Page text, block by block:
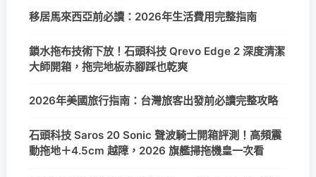
移居馬來西亞前必讀：2026年生活費用完整指南
鎖水拖布技術下放！石頭科技 Qrevo Edge 2 深度清潔
大師開箱，拖完地板赤腳踩也乾爽
2026年美國旅行指南：台灣旅客出發前必讀完整攻略
石頭科技 Saros 20 Sonic 聲波騎士開箱評測！高頻震
動拖地＋4.5cm 越障，2026 旗艦掃拖機皇一次看